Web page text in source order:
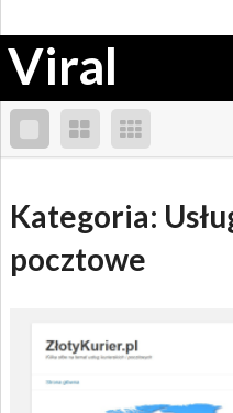
Viral
Kategoria:
pocztowe